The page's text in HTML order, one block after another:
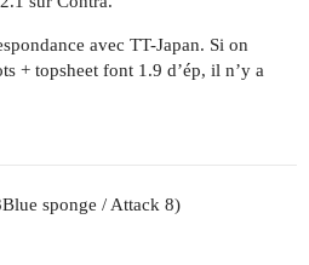
avec TT-Japan. Si on
+ topsheet font 1.9 d’ép, il n’y a
sponge / Attack 8)